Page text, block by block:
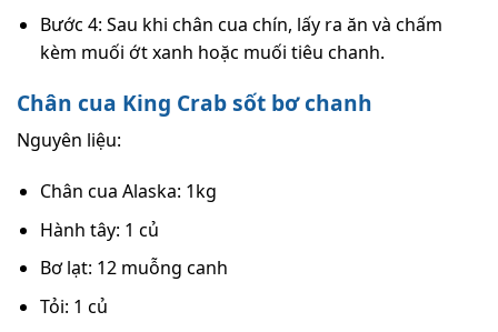
Bước 4: Sau khi chân cua chín, lấy ra ăn và chấm
kèm muối ớt xanh hoặc muối tiêu chanh.
Chân cua King Crab sốt bơ chanh
Nguyên liệu:
Chân cua Alaska: 1kg
Hành tây: 1 củ
Bơ lạt: 12 muỗng canh
Tỏi: 1 củ